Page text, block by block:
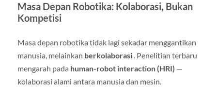
Masa Depan Robotika: Kolaborasi, Bukan
Kompetisi
Masa depan robotika tidak lagi sekadar menggantikan
manusia, melainkan berkolaborasi . Penelitian terbaru
mengarah pada human-robot interaction (HRI) —
kolaborasi alami antara manusia dan mesin.